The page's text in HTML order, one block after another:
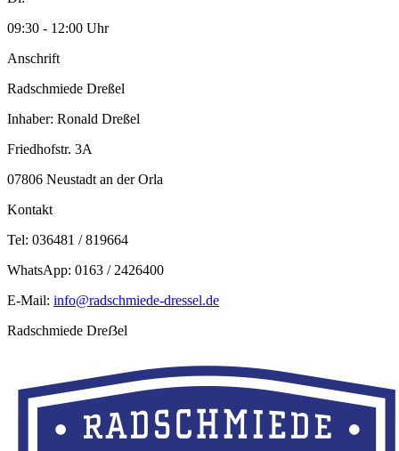
09:30 - 12:00 Uhr
Anschrift
Radschmiede Dreßel
Inhaber: Ronald Dreßel
Friedhofstr. 3A
07806 Neustadt an der Orla
Kontakt
Tel: 036481 / 819664
WhatsApp: 0163 / 2426400
E-Mail: info@radschmiede-dressel.de
Radschmiede Dreẞel